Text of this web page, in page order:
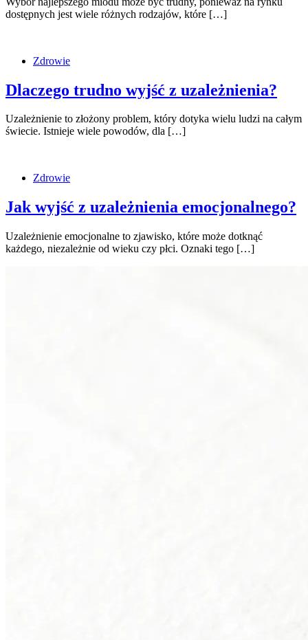
dostępnych jest wiele różnych rodzajów, które […]
Zdrowie
Dlaczego trudno wyjść z uzależnienia?
Uzależnienie to złożony problem, który dotyka wielu ludzi na całym
świecie. Istnieje wiele powodów, dla […]
Zdrowie
Jak wyjść z uzależnienia emocjonalnego?
Uzależnienie emocjonalne to zjawisko, które może dotknąć
każdego, niezależnie od wieku czy płci. Oznaki tego […]